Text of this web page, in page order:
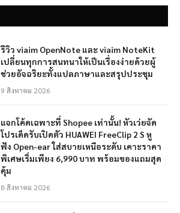
รีวิว viaim OpenNote และ viaim NoteKit
เปลี่ยนทุกการสนทนาให้เป็นเรื่องง่ายด้วยผู้
ช่วยอัจฉริยะทั้งแปลภาษาและสรุปประชุม
9 สิงหาคม 2026
แจกโค้ดเฉพาะที่ Shopee เท่านั้น! หัวเว่ยจัด
โปรเด็ดรับเปิดตัว HUAWEI FreeClip 2 S หู
ฟัง Open-ear ใส่สบายเหนือระดับ เคาะราคา
พิเศษเริ่มเพียง 6,990 บาท พร้อมของแถมสุด
คุ้ม
8 สิงหาคม 2026